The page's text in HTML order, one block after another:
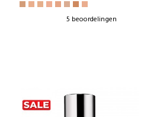
5 beoordelingen